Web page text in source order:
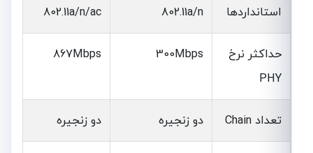
استانداردها 802.11a/n
802.11a/n/ac
حداکثر نرخ
PHY
300Mbps
867Mbps
تعداد Chain دو زنجیره دو زنجیره